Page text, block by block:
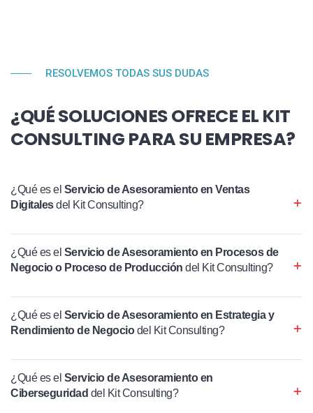
RESOLVEMOS TODAS SUS DUDAS
¿QUÉ SOLUCIONES OFRECE EL KIT
CONSULTING PARA SU EMPRESA?
¿Qué es el Servicio de Asesoramiento en Ventas
Digitalesdel Kit Consulting?
¿Qué es el Servicio de Asesoramiento en Procesos de
Negocio o Proceso de Producción del Kit Consulting?
¿Qué es el Servicio de Asesoramiento en Estrategia y
Rendimiento de Negociodel Kit Consulting?
¿Qué es el Servicio de Asesoramiento en
Ciberseguridad del Kit Consulting?